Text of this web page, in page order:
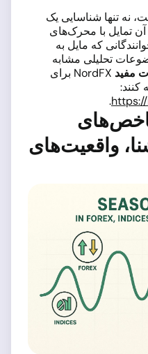
نه تنها شناسایی یک
تمایل با محرک‌های
که مایل به
تحلیلی مشابه
مفید
NordFX برای
کنند:
.
واقعیت‌های